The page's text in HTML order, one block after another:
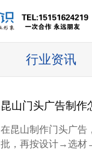
行业资讯
在昆山制作门头广告
批，再按设计→选